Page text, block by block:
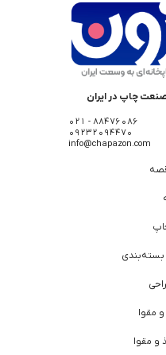
چاپ در ایران
88476086 - 021
09232094470
info@chapazon.com
مقوا
و مقوا